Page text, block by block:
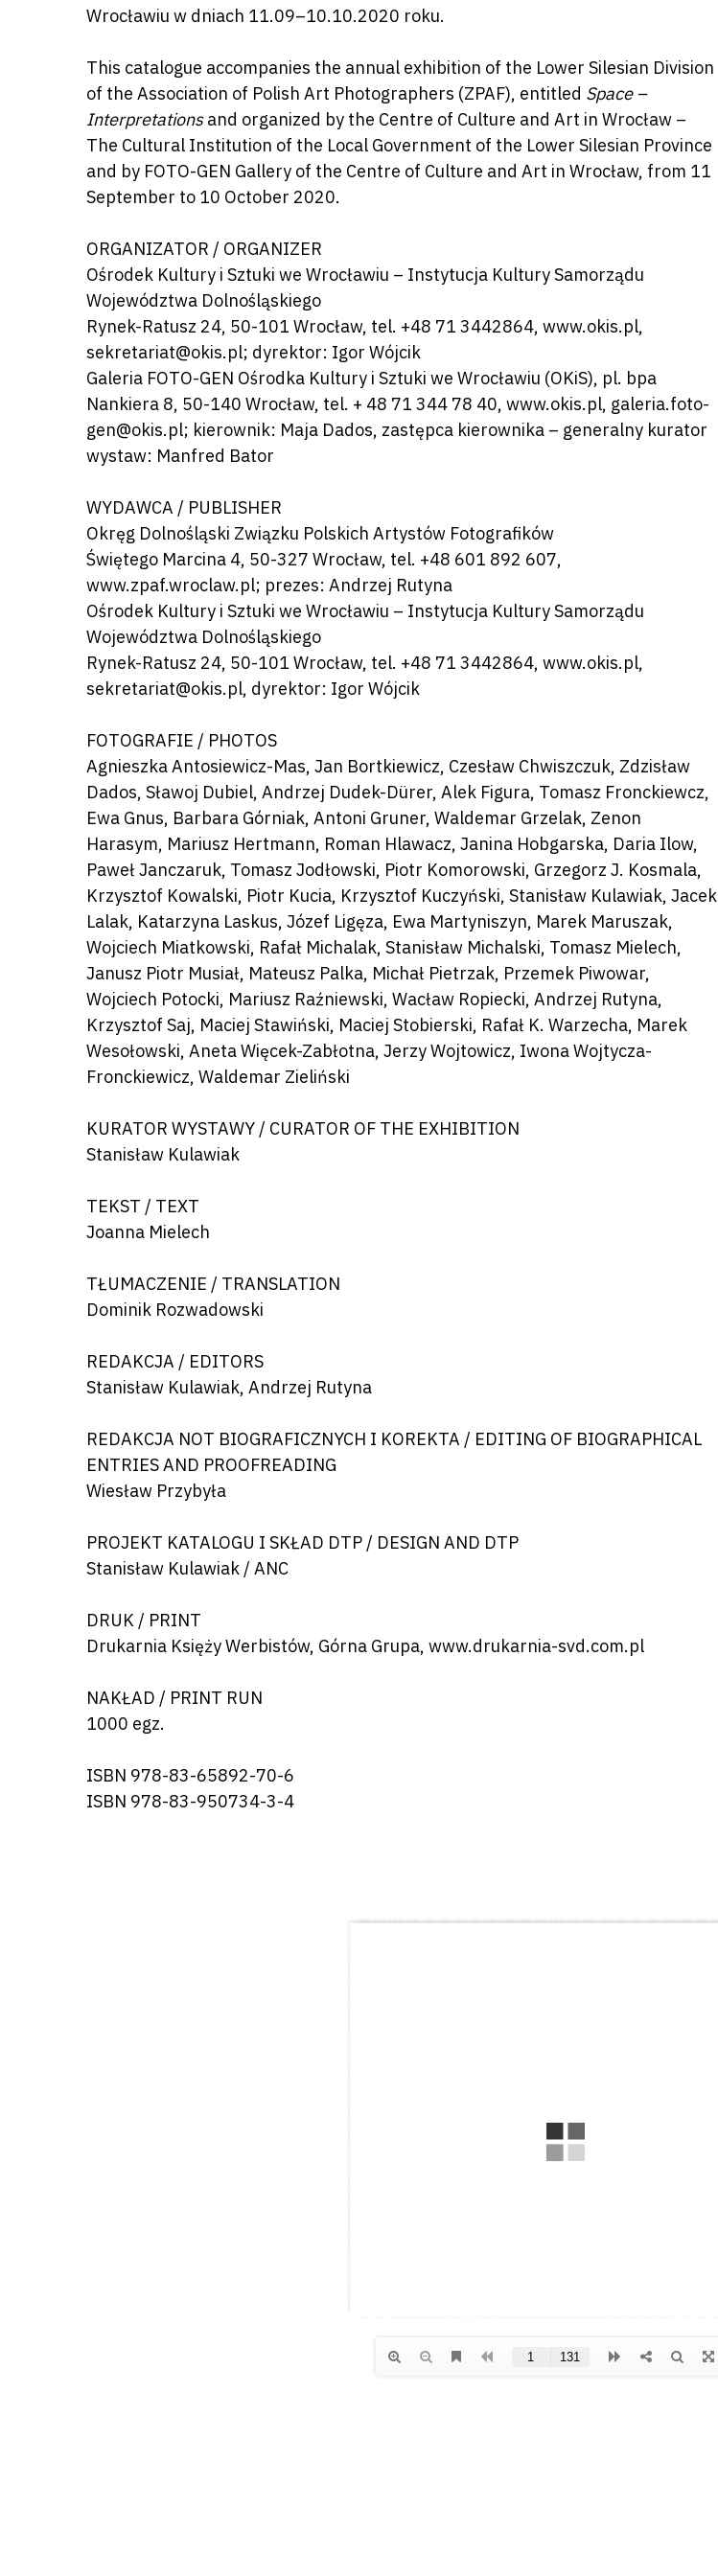
Naciśnij enter by wyszukać lub ESC aby zamknąć
Wrocławiu w dniach 11.09–10.10.2020 roku.
This catalogue accompanies the annual exhibition of the Lower Silesian Division
of the Association of Polish Art Photographers (ZPAF), entitled Space –
Interpretationsand organized by the Centre of Culture and Art in Wrocław –
The Cultural Institution of the Local Government of the Lower Silesian Province
and by FOTO-GEN Gallery of the Centre of Culture and Art in Wrocław, from 11
September to 10 October 2020.
ORGANIZATOR / ORGANIZER
Ośrodek Kultury i Sztuki we Wrocławiu – Instytucja Kultury Samorządu
Województwa Dolnośląskiego
Rynek-Ratusz 24, 50-101 Wrocław, tel. +48 71 3442864, www.okis.pl,
sekretariat@okis.pl; dyrektor: Igor Wójcik
Galeria FOTO-GEN Ośrodka Kultury i Sztuki we Wrocławiu (OKiS), pl. bpa
Nankiera 8, 50-140 Wrocław, tel. + 48 71 344 78 40, www.okis.pl, galeria.foto-
gen@okis.pl; kierownik: Maja Dados, zastępca kierownika – generalny kurator
wystaw: Manfred Bator
WYDAWCA / PUBLISHER
Okręg Dolnośląski Związku Polskich Artystów Fotografików
Świętego Marcina 4, 50-327 Wrocław, tel. +48 601 892 607,
www.zpaf.wroclaw.pl; prezes: Andrzej Rutyna
Ośrodek Kultury i Sztuki we Wrocławiu – Instytucja Kultury Samorządu
Województwa Dolnośląskiego
Rynek-Ratusz 24, 50-101 Wrocław, tel. +48 71 3442864, www.okis.pl,
sekretariat@okis.pl, dyrektor: Igor Wójcik
FOTOGRAFIE / PHOTOS
Agnieszka Antosiewicz-Mas, Jan Bortkiewicz, Czesław Chwiszczuk, Zdzisław
Dados, Sławoj Dubiel, Andrzej Dudek-Dürer, Alek Figura, Tomasz Fronckiewcz,
Ewa Gnus, Barbara Górniak, Antoni Gruner, Waldemar Grzelak, Zenon
Harasym, Mariusz Hertmann, Roman Hlawacz, Janina Hobgarska, Daria Ilow,
Paweł Janczaruk, Tomasz Jodłowski, Piotr Komorowski, Grzegorz J. Kosmala,
Krzysztof Kowalski, Piotr Kucia, Krzysztof Kuczyński, Stanisław Kulawiak, Jacek
Lalak, Katarzyna Laskus, Józef Ligęza, Ewa Martyniszyn, Marek Maruszak,
Wojciech Miatkowski, Rafał Michalak, Stanisław Michalski, Tomasz Mielech,
Janusz Piotr Musiał, Mateusz Palka, Michał Pietrzak, Przemek Piwowar,
Wojciech Potocki, Mariusz Raźniewski, Wacław Ropiecki, Andrzej Rutyna,
Krzysztof Saj, Maciej Stawiński, Maciej Stobierski, Rafał K. Warzecha, Marek
Wesołowski, Aneta Więcek-Zabłotna, Jerzy Wojtowicz, Iwona Wojtycza-
Fronckiewicz, Waldemar Zieliński
KURATOR WYSTAWY / CURATOR OF THE EXHIBITION
Stanisław Kulawiak
TEKST / TEXT
Joanna Mielech
TŁUMACZENIE / TRANSLATION
Dominik Rozwadowski
REDAKCJA / EDITORS
Stanisław Kulawiak, Andrzej Rutyna
REDAKCJA NOT BIOGRAFICZNYCH I KOREKTA / EDITING OF BIOGRAPHICAL
ENTRIES AND PROOFREADING
Wiesław Przybyła
PROJEKT KATALOGU I SKŁAD DTP / DESIGN AND DTP
Stanisław Kulawiak / ANC
DRUK / PRINT
Drukarnia Księży Werbistów, Górna Grupa, www.drukarnia-svd.com.pl
NAKŁAD / PRINT RUN
1000 egz.
ISBN 978-83-65892-70-6
ISBN 978-83-950734-3-4